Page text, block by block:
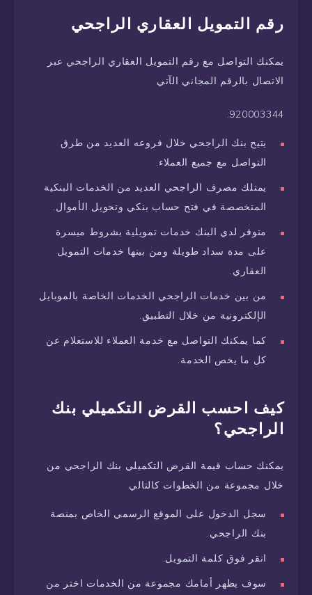
رقم التمويل العقاري الراجحي
يمكنك التواصل مع رقم التمويل العقاري الراجحي عبر
الاتصال بالرقم المجاني الآتي
920003344.
يتيح بنك الراجحي خلال فروعه العديد من طرق
التواصل مع جميع العملاء.
يمتلك مصرف الراجحي العديد من الخدمات البنكية
المتخصصة في فتح حساب بنكي وتحويل الأموال.
متوفر لدي البنك خدمات تمويلية بشروط ميسرة
على مدة سداد طويلة ومن بينها خدمات التمويل
العقاري.
من بين خدمات الراجحي الخدمات الخاصة بالموبايل
الإلكترونية من خلال التطبيق.
كما يمكنك التواصل مع خدمة العملاء للاستعلام عن
كل ما يخص الخدمة.
كيف احسب القرض التكميلي بنك
الراجحي؟
يمكنك حساب قيمة القرض التكميلي بنك الراجحي من
خلال مجموعة من الخطوات كالتالي
سجل الدخول على الموقع الرسمي الخاص بمنصة
بنك الراجحي.
انقر فوق كلمة التمويل.
سوف يظهر أمامك مجموعة من الخدمات اختر من